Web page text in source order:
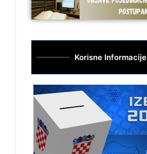
Korisne Informacije